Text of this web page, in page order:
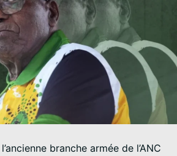
branche armée de l’ANC